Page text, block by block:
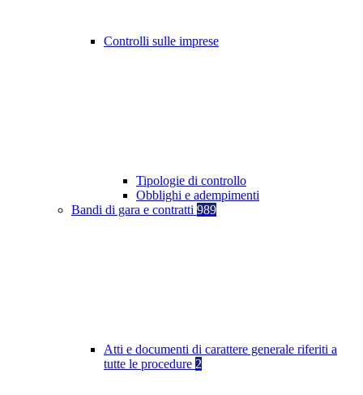
Controlli sulle imprese
Tipologie di controllo
Obblighi e adempimenti
Bandi di gara e contratti 989
Atti e documenti di carattere generale riferiti a
tutte le procedure 2